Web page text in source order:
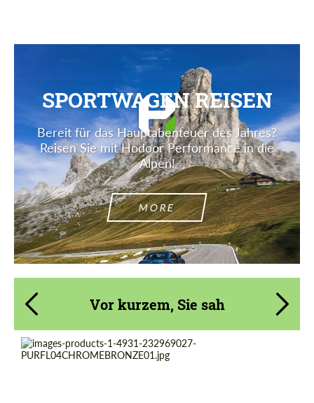
SPORTWAGEN REISEN
Bereit für das Hauptabenteuer des Jahres?
Reisen Sie mit Hodoor Performance in die
Alpen!
MORE
Vor kurzem, Sie sah